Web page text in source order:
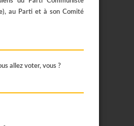
au Parti et à son Comité
allez voter, vous ?